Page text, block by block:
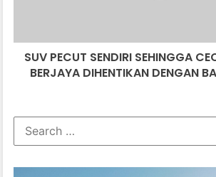
BERJAYA
DIHENTIKAN
DENGAN
SUV PECUT SENDIRI SEHINGGA
BERJAYA DIHENTIKAN DENGAN